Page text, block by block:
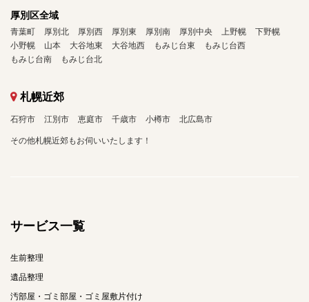
厚別区全域
青葉町 厚別北 厚別西 厚別東 厚別南 厚別中央 上野幌
下野幌
小野幌
山本 大谷地東 大谷地西 もみじ台東
もみじ台西
もみじ台南
もみじ台北
札幌近郊
石狩市 江別市 恵庭市 千歳市 小樽市 北広島市
その他札幌近郊もお伺いいたします！
サービス一覧
生前整理
遺品整理
汚部屋・ゴミ部屋・ゴミ屋敷片付け